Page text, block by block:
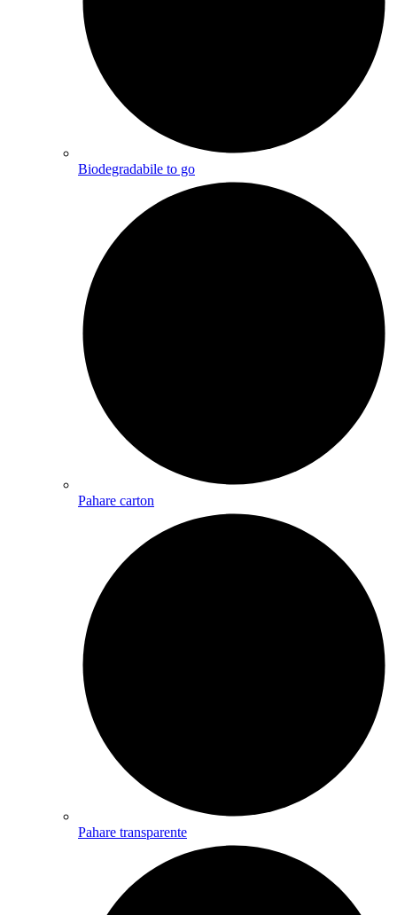
Biodegradabile to go
Pahare carton
Pahare transparente